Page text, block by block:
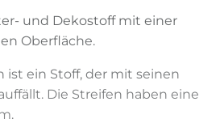
und Dekostoff mit einer
Oberfläche.
ist ein Stoff, der mit seinen
Die Streifen haben eine